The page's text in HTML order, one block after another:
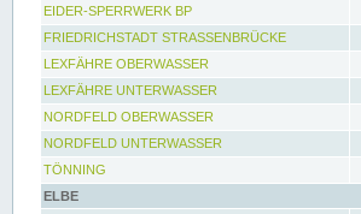
EIDER-SPERRWERK BP
FRIEDRICHSTADT STRASSENBRÜCKE
LEXFÄHRE OBERWASSER
LEXFÄHRE UNTERWASSER
NORDFELD OBERWASSER
NORDFELD UNTERWASSER
TÖNNING
ELBE